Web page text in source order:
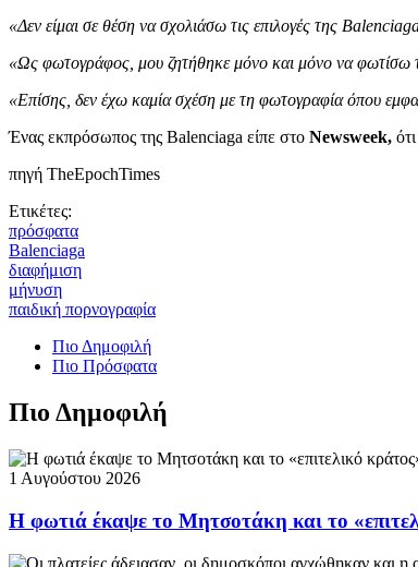
«Δεν είμαι σε θέση να σχολιάσω τις επιλογές της
«Ως φωτογράφος, μου ζητήθηκε μόνο και μόνο να φωτίσω
«Επίσης, δεν έχω καμία σχέση με τη φωτογραφία όπου
Ένας εκπρόσωπος της Balenciaga είπε στο Newsweek,
πηγή TheEpochTimes
Ετικέτες:
πρόσφατα
Balenciaga
διαφήμιση
μήνυση
παιδική πορνογραφία
Πιο Δημοφιλή
Πιο Πρόσφατα
Πιο Δημοφιλή
1 Αυγούστου 2026
Η φωτιά έκαψε το Μητσοτάκη και το